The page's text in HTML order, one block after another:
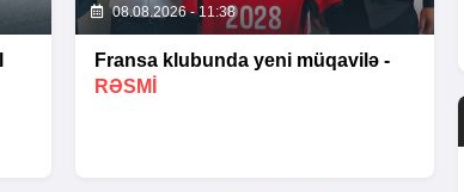
08.08.2026 - 11:38
Fransa klubunda yeni müqavilə -
RƏSMİ